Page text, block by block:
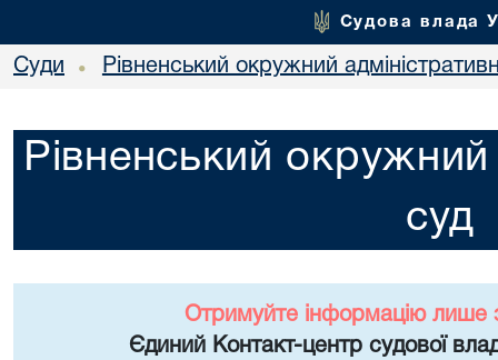
Судова влада
Суди • Рівненський окружний
Рівненський окружний
суд
Отримуйте інформацію лише
Єдиний Контакт-центр судової